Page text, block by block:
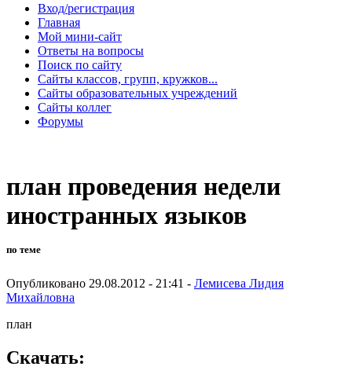
Вход/регистрация
Главная
Мой мини-сайт
Ответы на вопросы
Поиск по сайту
Сайты классов, групп, кружков...
Сайты образовательных учреждений
Сайты коллег
Форумы
план проведения недели
иностранных языков
по теме
Опубликовано 29.08.2012 - 21:41 - Лемисева Лидия
Михайловна
план
Скачать: